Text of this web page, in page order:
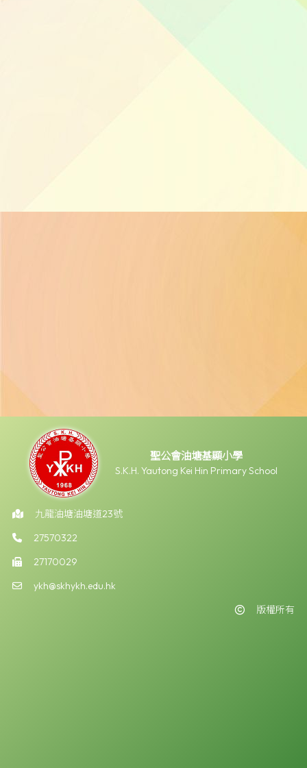
聖公會油塘基顯小學
S.K.H. Yautong Kei Hin Primary School
九龍油塘油塘道23號
27570322
27170029
ykh@skhykh.edu.hk
版權所有